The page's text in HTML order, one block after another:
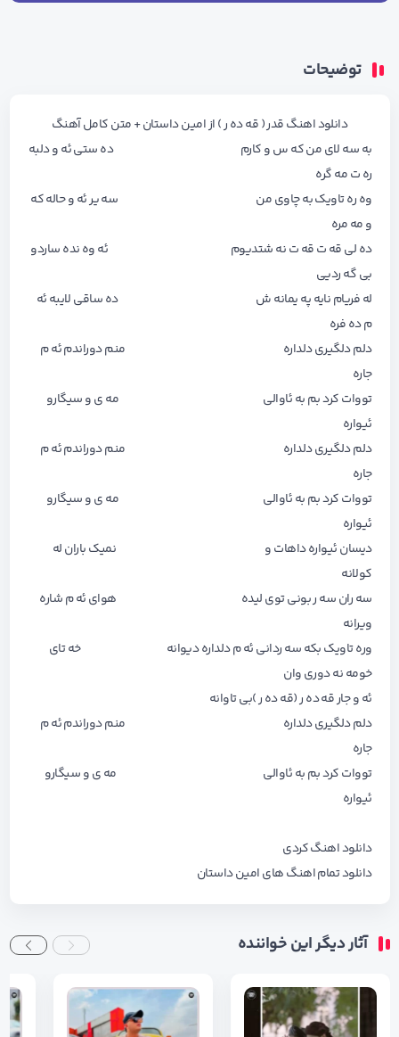
توضیحات
دانلود اهنگ قدر ( قه ده ر ) از امین داستان + متن کامل آهنگ
به سه لای من که س و کارم ده ستی ئه و دلبه
ره ت مه گره
وه ره تاویک به چاوی من سه یر ئه و حاله که
و مه مره
ده لی قه ت قه ت نه شتدیوم ئه وه نده ساردو
بی گه ردیی
له فریام نایه په یمانه ش ده ساقی لایبه ئه
م ده فره
دلم دلگیری دلداره منم دوراندم ئه م
جاره
تووات کرد بم به ئاوالی مه ی و سیگارو
ئیواره
دلم دلگیری دلداره منم دوراندم ئه م
جاره
تووات کرد بم به ئاوالی مه ی و سیگارو
ئیواره
دیسان ئیواره داهات و نمیک باران له
کولانه
سه ران سه ر بونی توی لیده هوای ئه م شاره
ویرانه
وره تاویک بکه سه ردانی ئه م دلداره دیوانه خه تای
خومه نه دوری وان
ئه و جار قه ده ر (قه ده ر )بی تاوانه
دلم دلگیری دلداره منم دوراندم ئه م
جاره
تووات کرد بم به ئاوالی مه ی و سیگارو
ئیواره
دانلود اهنگ کردی
دانلود تمام اهنگ هایامین داستان
آثار دیگر این خواننده